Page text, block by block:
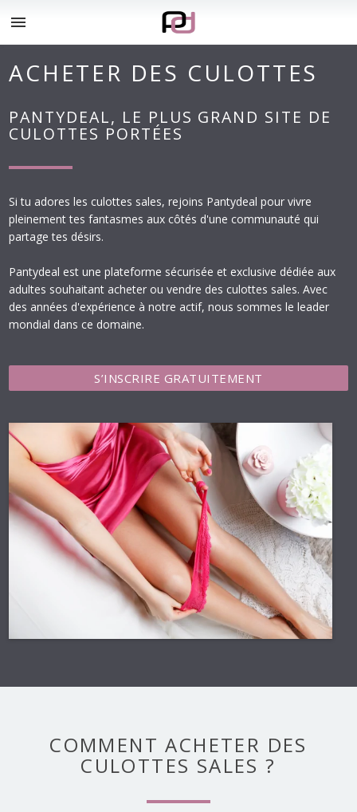
menu
ACHETER DES CULOTTES
PANTYDEAL, LE PLUS GRAND SITE DE
CULOTTES PORTÉES
Si tu adores les culottes sales, rejoins Pantydeal pour vivre
pleinement tes fantasmes aux côtés d'une communauté qui
partage tes désirs.
Pantydeal est une plateforme sécurisée et exclusive dédiée aux
adultes souhaitant acheter ou vendre des culottes sales. Avec
des années d'expérience à notre actif, nous sommes le leader
mondial dans ce domaine.
S’INSCRIRE GRATUITEMENT
COMMENT ACHETER DES
CULOTTES SALES ?